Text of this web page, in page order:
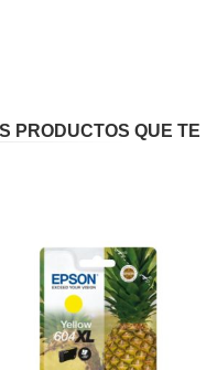
PRODUCTOS QUE TE